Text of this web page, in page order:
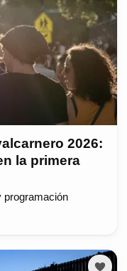
2026:
la primera
programación